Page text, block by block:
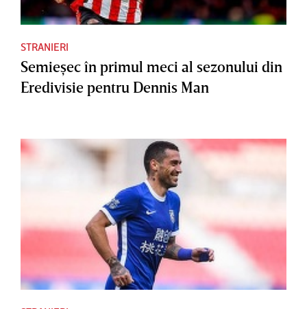
STRANIERI
Semieşec în primul meci al sezonului din
Eredivisie pentru Dennis Man